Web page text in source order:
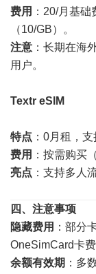
费用 ：20/月基
（10/GB）。
注意 ：长期在海
用户。
Textr eSIM
特点 ：0月租，
费用 ：按需购买
亮点 ：支持多人
四、注意事项
隐藏费用 ：部分
OneSimCard卡费
余额有效期 ：多